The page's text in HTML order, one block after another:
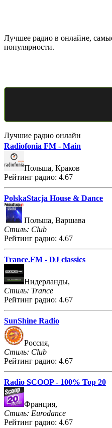
Лучшее радио в онлайне,
популярности.
Лучшие радио онлайн
Radiofonia FM - Main
Польша, Краков
Рейтинг радио: 4.67
PolskaStacja House & Dance
Польша, Варшава
Стиль: Club
Рейтинг радио: 4.67
Trance.FM - DJ classics
Нидерланды,
Стиль: Trance
Рейтинг радио: 4.67
SunShine Radio
Россия,
Стиль: Club
Рейтинг радио: 4.67
Radio SCOOP - 100% Top 20
Франция,
Стиль: Eurodance
Рейтинг радио: 4.67